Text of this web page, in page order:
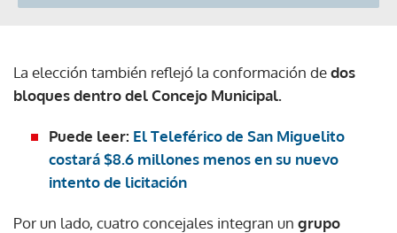
La elección también reflejó la conformación dedos
bloques dentro del Concejo Municipal.
Puede leer: El Teleférico de San Miguelito
costará $8.6 millones menos en su nuevo
intento de licitación
Por un lado, cuatro concejales integran un grupo